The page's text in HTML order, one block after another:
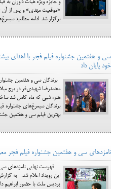
و جایزه ویژه هیات داوران
«موقعیت مهدی» و پس از آن
برگزار شد. ادامه مطلب:
سی و هفتمین جشنواره فیلم فجر با اهدای
خود پایان داد
برندگان سی و هفتمین
محمدرضا شهیدی‌فر در برج
بهترین فیلم سی و هفتمین
نامزدهای سی و هفتمین جشنواره فیلم فجر
فهرست نهایی نامزدهای
این رویداد اعلام شد. به
پردیس ملت با حضور ابراهیم